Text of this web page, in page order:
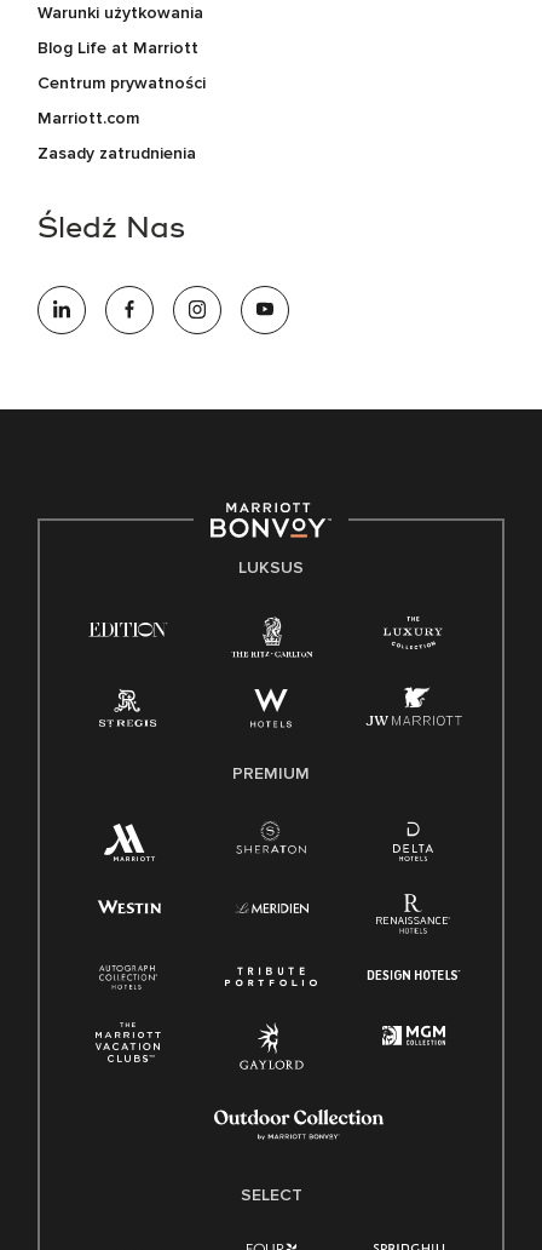
Warunki użytkowania
Blog Life at Marriott
Centrum prywatności
Marriott.com
Zasady zatrudnienia
Śledź Nas
LUKSUS
PREMIUM
SELECT